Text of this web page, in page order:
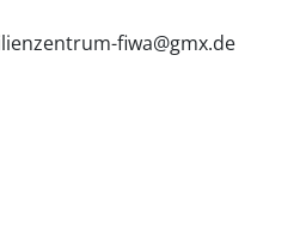
fiwa@gmx.de